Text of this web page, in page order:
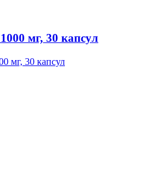
мг, 30 капсул